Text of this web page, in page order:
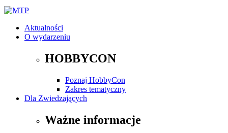
Aktualności
O wydarzeniu
HOBBYCON
Poznaj HobbyCon
Zakres tematyczny
Dla Zwiedzających
Ważne informacje